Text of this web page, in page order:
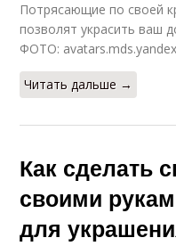
Потрясающие по своей
позволят украсить ваш
ФОТО:
Читать дальше →
Как сделать
своими
для